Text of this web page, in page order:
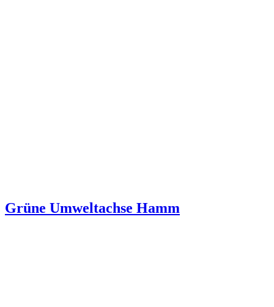
Grüne Umweltachse Hamm